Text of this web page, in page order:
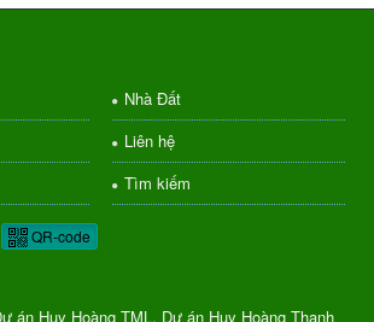
Nhà Đất
Liên hệ
Tìm kiếm
QR-code
án Huy Hoàng TML, Dự án Huy Hoàng Thạnh